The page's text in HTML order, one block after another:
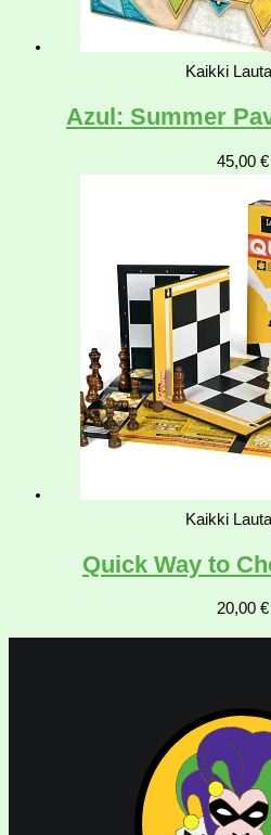
Kaikki
Azul: Summer
45,00 €
Kaikki
Quick Way to
20,00 €